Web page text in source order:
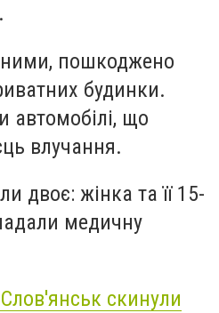
пошкоджено
будинки.
автомобілі, що
влучання.
двоє: жінка та її 15-
медичну
скинули